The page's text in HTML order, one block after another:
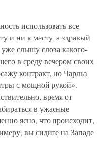
использовать все
и ни к месту, а здравый
слышу слова какого-
в среду вечером своих
контракт, но Чарльз
с мощной рукой».
время от
в ужасные
ясно, что происходит,
вы сидите на Западе